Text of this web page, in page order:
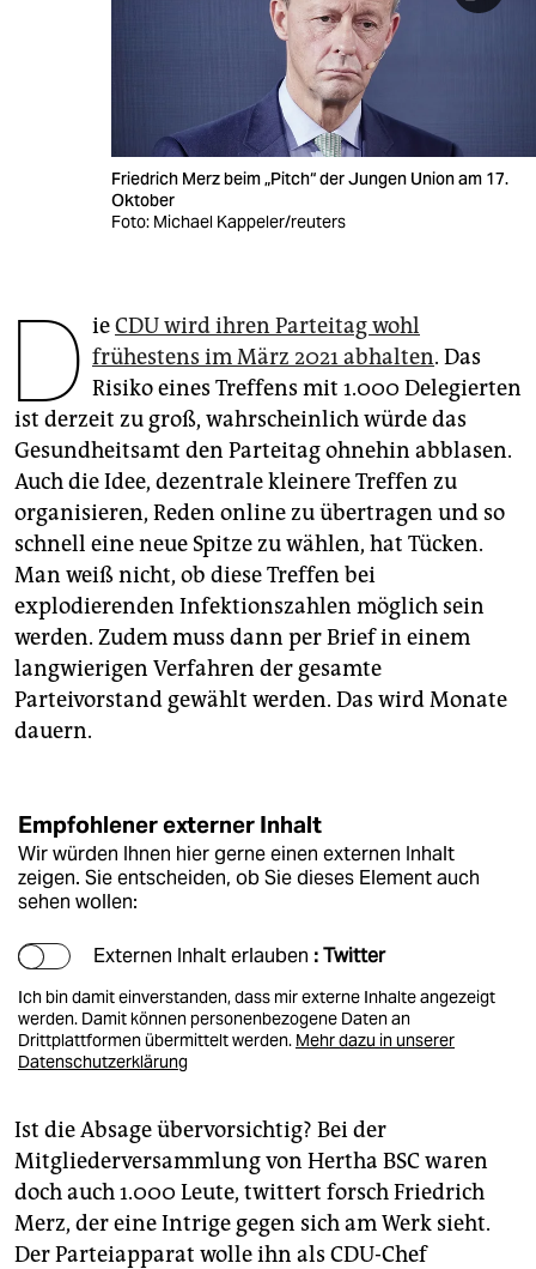
genossenschaft
epaper login
Friedrich Merz beim „Pitch“ der Jungen Union am 17.
Oktober
Foto: Michael Kappeler/reuters
D ieCDU wird ihren Parteitag wohl
frühestens im März 2021 abhalten. Das
Risiko eines Treffens mit 1.000 Delegierten
ist derzeit zu groß, wahrscheinlich würde das
Gesundheitsamt den Parteitag ohnehin abblasen.
Auch die Idee, dezentrale kleinere Treffen zu
organisieren, Reden online zu übertragen und so
schnell eine neue Spitze zu wählen, hat Tücken.
Man weiß nicht, ob diese Treffen bei
explodierenden Infektionszahlen möglich sein
werden. Zudem muss dann per Brief in einem
langwierigen Verfahren der gesamte
Parteivorstand gewählt werden. Das wird Monate
dauern.
Empfohlener externer Inhalt
Wir würden Ihnen hier gerne einen externen Inhalt
zeigen. Sie entscheiden, ob Sie dieses Element auch
sehen wollen:
Externen Inhalt erlauben : Twitter
Ich bin damit einverstanden, dass mir externe Inhalte angezeigt
werden. Damit können personenbezogene Daten an
Drittplattformen übermittelt werden. Mehr dazu in unserer
Datenschutzerklärung
Ist die Absage übervorsichtig? Bei der
Mitgliederversammlung von Hertha BSC waren
doch auch 1.000 Leute, twittert forsch Friedrich
Merz, der eine Intrige gegen sich am Werk sieht.
Der Parteiapparat wolle ihn als CDU-Chef